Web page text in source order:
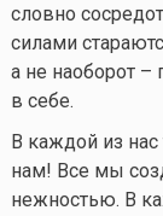
словно
силами
а не наоборот –
в себе.
В каждой из нас
нам! Все мы
нежностью. В